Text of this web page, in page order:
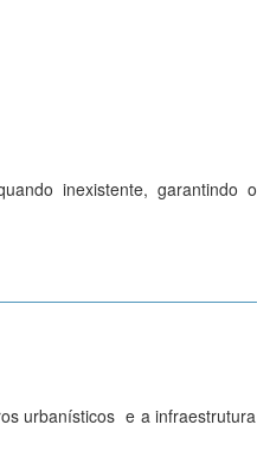
inexistente, garantindo o
urbanísticos e a infraestrutura